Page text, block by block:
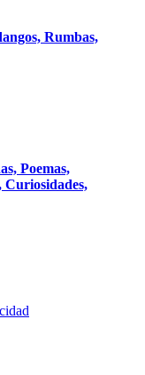
Rumbas,
Poemas,
Curiosidades,